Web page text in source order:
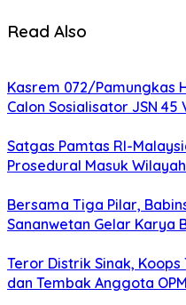
Read Also
Kasrem 072/Pamungkas
Calon Sosialisator JSN 45
Satgas Pamtas RI-
Prosedural Masuk Wilayah
Bersama Tiga Pilar,
Sananwetan Gelar Karya
Teror Distrik Sinak,
dan Tembak Anggota OPM